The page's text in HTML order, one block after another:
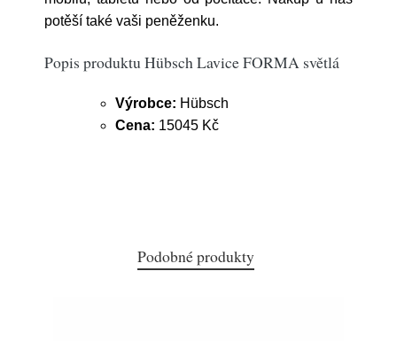
potěší také vaši peněženku.
Popis produktu Hübsch Lavice FORMA světlá
Výrobce: Hübsch
Cena: 15045 Kč
Podobné produkty